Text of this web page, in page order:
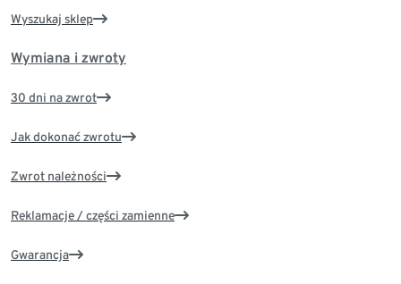
Wyszukaj sklep
Wymiana i zwroty
30 dni na zwrot
Jak dokonać zwrotu
Zwrot należności
Reklamacje / części zamienne
Gwarancja